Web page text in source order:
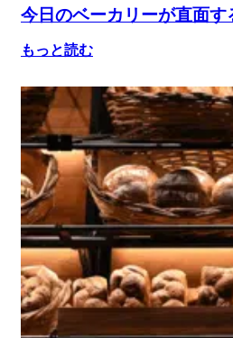
今日のベーカリーが直面
もっと読む